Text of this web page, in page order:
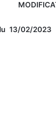
du 13/02/